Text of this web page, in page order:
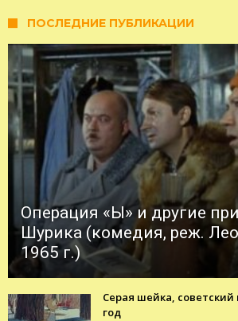
ПОСЛЕДНИЕ ПУБЛИКАЦИИ
Операция «Ы» и другие
Шурика (комедия, реж.
1965 г.)
Серая шейка,
год